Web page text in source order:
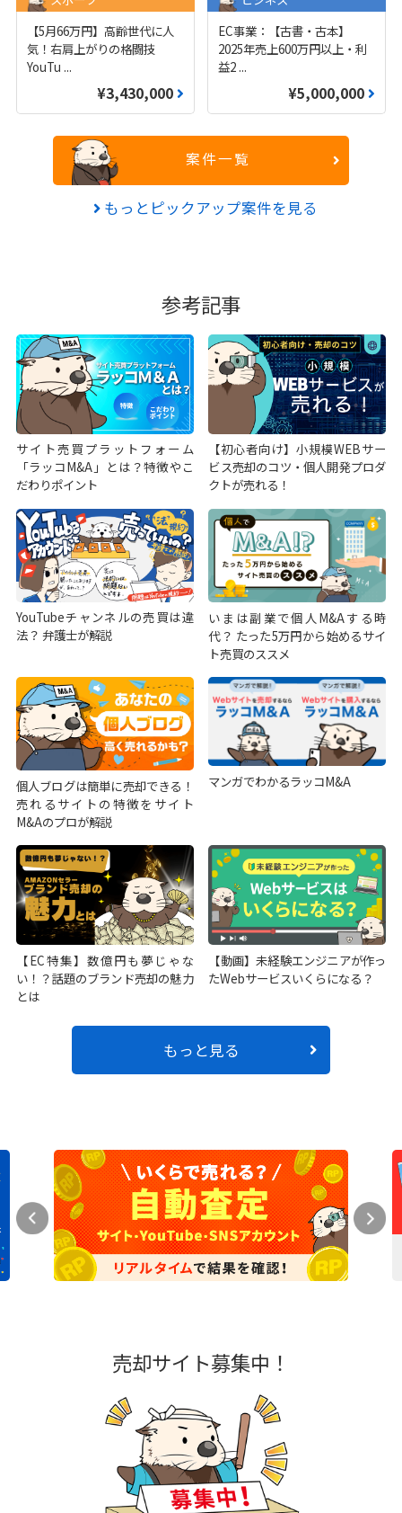
【5月66万円】高齢世代に人
気！右肩上がりの格闘技
YouTu ...
¥3,430,000
EC事業：【古書・古本】
2025年売上600万円以上・利
益2 ...
¥5,000,000
案件一覧
もっとピックアップ案件を見る
参考記事
サイト売買プラットフォーム
「ラッコM&A」とは？特徴やこ
だわりポイント
【初心者向け】小規模WEBサー
ビス売却のコツ・個人開発プロダ
クトが売れる！
YouTubeチャンネルの売買は違
法？ 弁護士が解説
いまは副業で個人M&Aする時
代？ たった5万円から始めるサイ
ト売買のススメ
個人ブログは簡単に売却できる！
売れるサイトの特徴をサイト
M&Aのプロが解説
マンガでわかるラッコM&A
【EC特集】数億円も夢じゃな
い！？話題のブランド売却の魅力
とは
【動画】未経験エンジニアが作っ
たWebサービスいくらになる？
もっと見る
売却サイト募集中！